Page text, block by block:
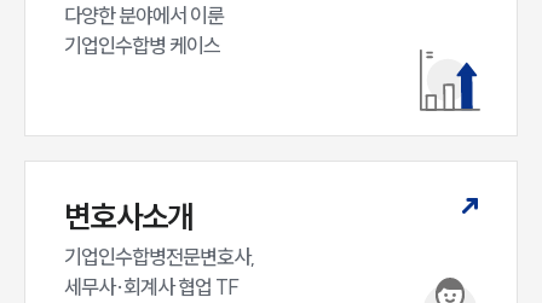
다양한 분야에서 이룬
기업인수합병 케이스
변호사소개
기업인수합병전문변호사,
세무사·회계사 협업 TF